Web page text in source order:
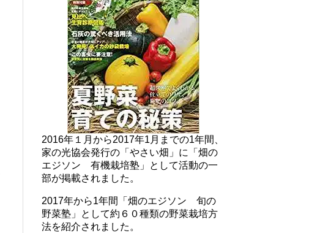
2016年１月から2017年1月までの1年間、
家の光協会発行の「やさい畑」に「畑の
エジソン 有機栽培塾」として活動の一
部が掲載されました。
2017年から1年間「畑のエジソン 旬の
野菜塾」として約６０種類の野菜栽培方
法を紹介されました。